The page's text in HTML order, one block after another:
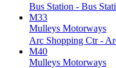
Bus Station - Bus
M33
Mulleys Motorways
Arc Shopping Ctr -
M40
Mulleys Motorways